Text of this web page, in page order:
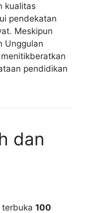
kualitas
pendekatan
Meskipun
Unggulan
pendidikan
dan
100